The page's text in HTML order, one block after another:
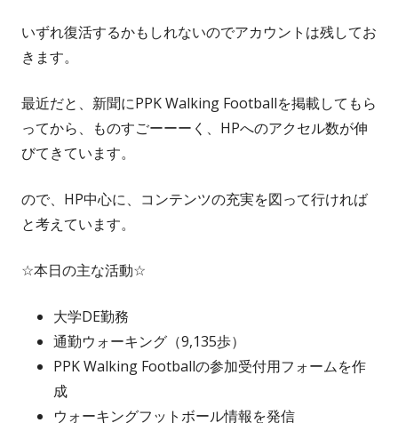
いずれ復活するかもしれないのでアカウントは残してお
きます。
最近だと、新聞にPPK Walking Footballを掲載してもら
ってから、ものすごーーーく、HPへのアクセル数が伸
びてきています。
ので、HP中心に、コンテンツの充実を図って行ければ
と考えています。
☆本日の主な活動☆
大学DE勤務
通勤ウォーキング（9,135歩）
PPK Walking Footballの参加受付用フォームを作
成
ウォーキングフットボール情報を発信